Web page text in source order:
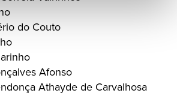
do Couto
Afonso
Athayde de Carvalhosa